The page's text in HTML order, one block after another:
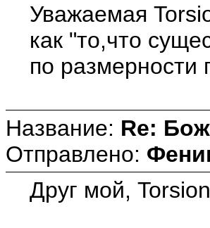
Уважаемая
как "то,что
по размерности
Название: Re:
Отправлено:
Друг мой,